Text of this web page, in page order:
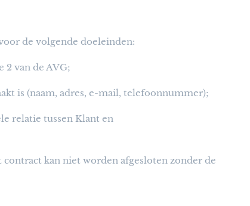
de volgende doeleinden:
van de AVG;
is (naam, adres, e-mail, telefoonnummer);
relatie tussen Klant en
kan niet worden afgesloten zonder de